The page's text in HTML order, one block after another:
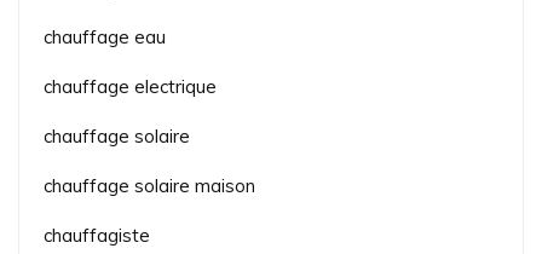
chauffage eau
chauffage electrique
chauffage solaire
chauffage solaire maison
chauffagiste